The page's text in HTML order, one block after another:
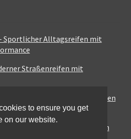
Sportlicher Alltagsreifen mit
Straßenreifen mit
Sport-Touring-Reifen
für den urbanen
to ensure you get
on our website.